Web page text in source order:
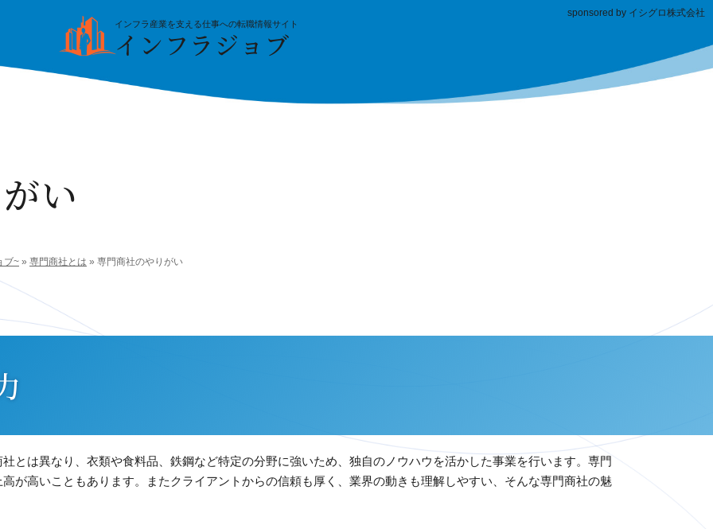
インフラ産業を支える仕事への転職情報サイト
インフラジョブ
sponsored by イシグロ株式会社
い
ブ~ » 専門商社とは » 専門商社のやりがい
とは異なり、衣類や食料品、鉄鋼など特定の分野に強いため、独自のノウハウを活かした事業を行います。専門
が高いこともあります。またクライアントからの信頼も厚く、業界の動きも理解しやすい、そんな専門商社の魅